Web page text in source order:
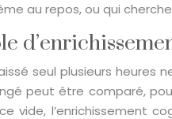
au repos, ou qui
seul plusieurs
peut être comparé,
vide, l’enrichissement